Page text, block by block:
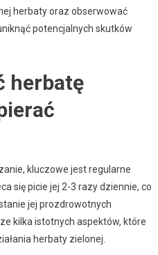
herbaty oraz obserwować
potencjalnych skutków
herbatę
kluczowe jest regularne
się picie jej 2-3 razy dziennie, co
jej prozdrowotnych
kilka istotnych aspektów, które
herbaty zielonej.